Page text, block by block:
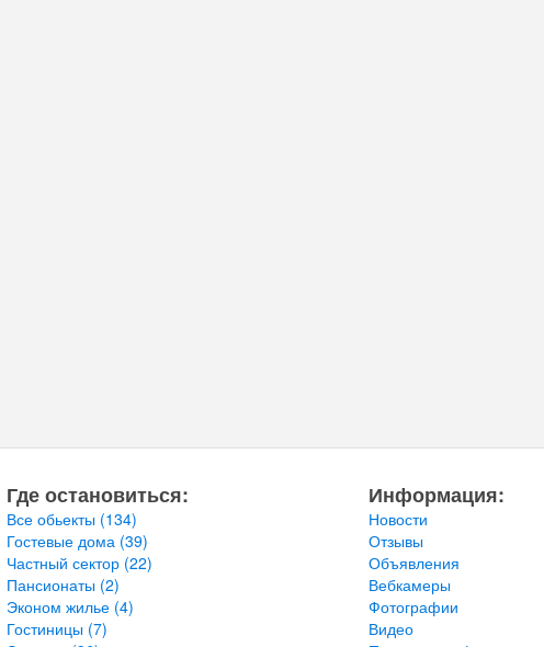
Где остановиться:
Все обьекты (134)
Гостевые дома (39)
Частный сектор (22)
Пансионаты (2)
Эконом жилье (4)
Гостиницы (7)
Информация:
Новости
Отзывы
Объявления
Вебкамеры
Фотографии
Видео